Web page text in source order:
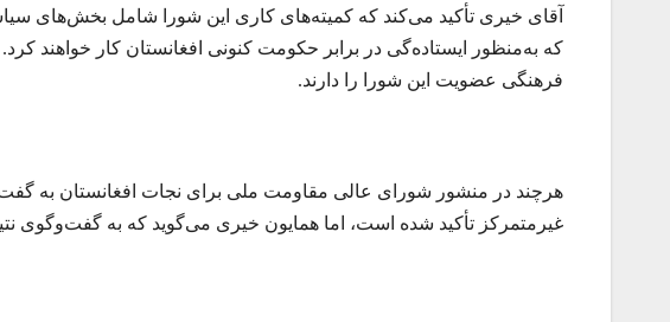
آقای خیری تأکید می‌کند که کمیته‌های کاری این شورا شامل بخش‌های
فرهنگی عضویت این شورا را دارند.
هرچند در منشور شورای عالی مقاومت ملی برای نجات افغانستان به
غیرمتمرکز تأکید شده‌ است، اما همایون خیری می‌گوید که به گفت‌وگوی